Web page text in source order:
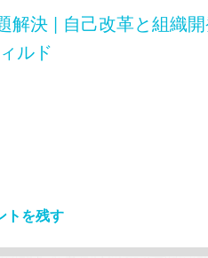
解決 | 自己改革と組織
ルド
トを残す